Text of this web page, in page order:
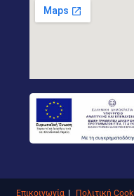
Επικοινωνία Πολιτική